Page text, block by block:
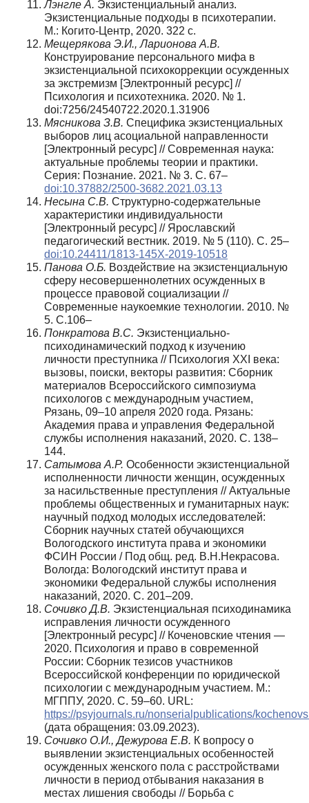
Лэнгле А. Экзистенциальный анализ.
Экзистенциальные подходы в психотерапии.
М.: Когито-Центр, 2020. 322 с.
Мещерякова Э.И., Ларионова А.В.
Конструирование персонального мифа в
экзистенциальной психокоррекции осужденных
за экстремизм [Электронный ресурс] //
Психология и психотехника. 2020. № 1.
doi:7256/24540722.2020.1.31906
Мясникова З.В. Специфика экзистенциальных
выборов лиц асоциальной направленности
[Электронный ресурс] // Современная наука:
актуальные проблемы теории и практики.
Серия: Познание. 2021. № 3. С. 67–
doi:10.37882/2500-3682.2021.03.13
Несына С.В. Структурно-содержательные
характеристики индивидуальности
[Электронный ресурс] // Ярославский
педагогический вестник. 2019. № 5 (110). С. 25–
doi:10.24411/1813-145X-2019-10518
Панова О.Б. Воздействие на экзистенциальную
сферу несовершеннолетних осужденных в
процессе правовой социализации //
Современные наукоемкие технологии. 2010. №
5. С.106–
Понкратова В.С. Экзистенциально-
психодинамический подход к изучению
личности преступника // Психология XXI века:
вызовы, поиски, векторы развития: Cборник
материалов Всероссийского симпозиума
психологов с международным участием,
Рязань, 09–10 апреля 2020 года. Рязань:
Академия права и управления Федеральной
службы исполнения наказаний, 2020. С. 138–
144.
Сатымова А.Р. Особенности экзистенциальной
исполненности личности женщин, осужденных
за насильственные преступления // Актуальные
проблемы общественных и гуманитарных наук:
научный подход молодых исследователей:
Сборник научных статей обучающихся
Вологодского института права и экономики
ФСИН России / Под общ. ред. В.Н.Некрасова.
Вологда: Вологодский институт права и
экономики Федеральной службы исполнения
наказаний, 2020. С. 201–209.
Сочивко Д.В. Экзистенциальная психодинамика
исправления личности осужденного
[Электронный ресурс] // Коченовские чтения —
2020. Психология и право в современной
России: Сборник тезисов участников
Всероссийской конференции по юридической
психологии с международным участием. М.:
МГППУ, 2020. С. 59–60. URL:
https://psyjournals.ru/nonserialpublications/
(дата обращения: 03.09.2023).
Сочивко О.И., Дежурова Е.В. К вопросу о
выявлении экзистенциальных особенностей
осужденных женского пола с расстройствами
личности в период отбывания наказания в
местах лишения свободы // Борьба с